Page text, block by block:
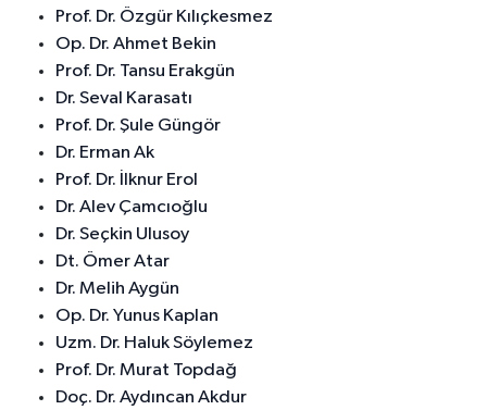
Prof. Dr. Özgür Kılıçkesmez
Op. Dr. Ahmet Bekin
Prof. Dr. Tansu Erakgün
Dr. Seval Karasatı
Prof. Dr. Şule Güngör
Dr. Erman Ak
Prof. Dr. İlknur Erol
Dr. Alev Çamcıoğlu
Dr. Seçkin Ulusoy
Dt. Ömer Atar
Dr. Melih Aygün
Op. Dr. Yunus Kaplan
Uzm. Dr. Haluk Söylemez
Prof. Dr. Murat Topdağ
Doç. Dr. Aydıncan Akdur